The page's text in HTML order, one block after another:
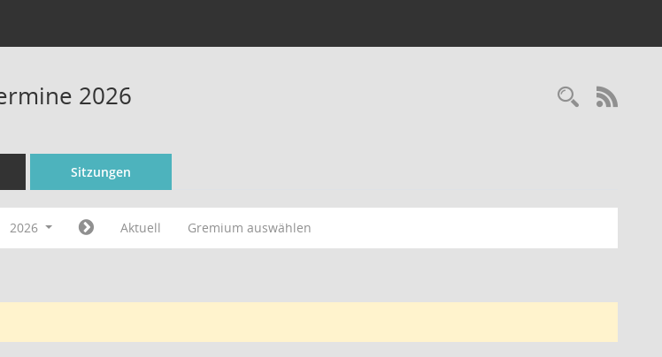
2026
Sitzungen
2026 Aktuell Gremium auswählen